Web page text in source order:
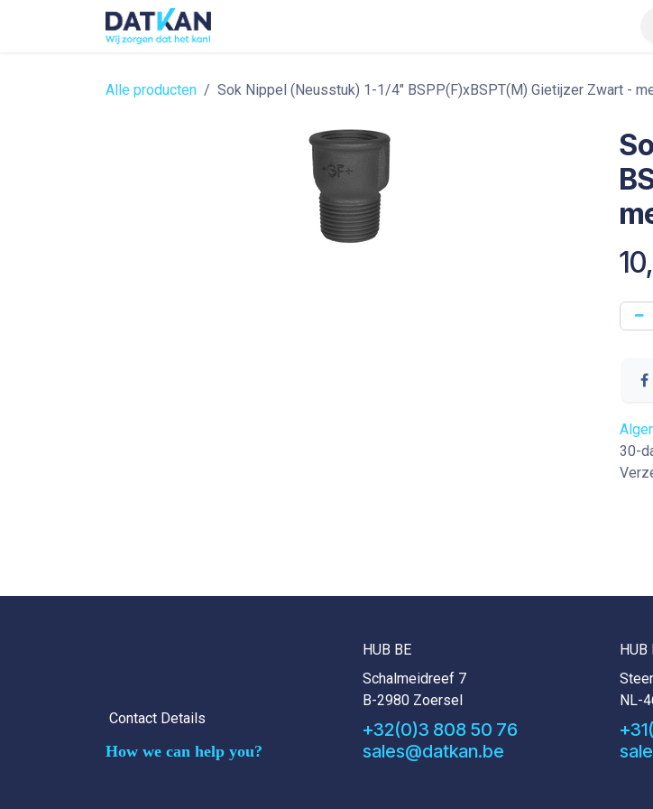
Alle producten Sok Nippel (Neusstuk) 1-1/4" BSPP(F)xBSPT(M) Gietijzer Zwart -
30-
Contact Details
How we can help you?
HUB BE
Schalmeidreef 7
B-2980 Zoersel
+32(0)3 808 50 76
sales@datkan.be
HUB
NL-